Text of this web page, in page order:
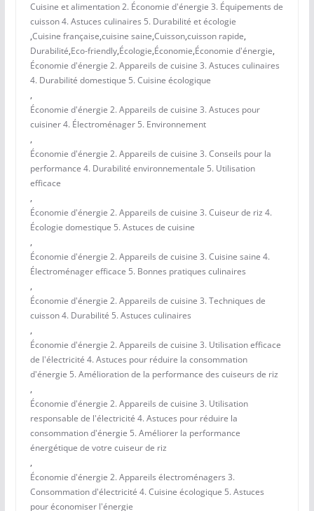
Cuisine et alimentation 2. Économie d'énergie 3. Équipements de
cuisson 4. Astuces culinaires 5. Durabilité et écologie
,Cuisine française,cuisine saine,Cuisson,cuisson rapide,
Durabilité,Eco-friendly,Écologie,Économie,Économie d'énergie,
Économie d'énergie 2. Appareils de cuisine 3. Astuces culinaires
4. Durabilité domestique 5. Cuisine écologique
,
Économie d'énergie 2. Appareils de cuisine 3. Astuces pour
cuisiner 4. Électroménager 5. Environnement
,
Économie d'énergie 2. Appareils de cuisine 3. Conseils pour la
performance 4. Durabilité environnementale 5. Utilisation
efficace
,
Économie d'énergie 2. Appareils de cuisine 3. Cuiseur de riz 4.
Écologie domestique 5. Astuces de cuisine
,
Économie d'énergie 2. Appareils de cuisine 3. Cuisine saine 4.
Électroménager efficace 5. Bonnes pratiques culinaires
,
Économie d'énergie 2. Appareils de cuisine 3. Techniques de
cuisson 4. Durabilité 5. Astuces culinaires
,
Économie d'énergie 2. Appareils de cuisine 3. Utilisation efficace
de l'électricité 4. Astuces pour réduire la consommation
d'énergie 5. Amélioration de la performance des cuiseurs de riz
,
Économie d'énergie 2. Appareils de cuisine 3. Utilisation
responsable de l'électricité 4. Astuces pour réduire la
consommation d'énergie 5. Améliorer la performance
énergétique de votre cuiseur de riz
,
Économie d'énergie 2. Appareils électroménagers 3.
Consommation d'électricité 4. Cuisine écologique 5. Astuces
pour économiser l'énergie